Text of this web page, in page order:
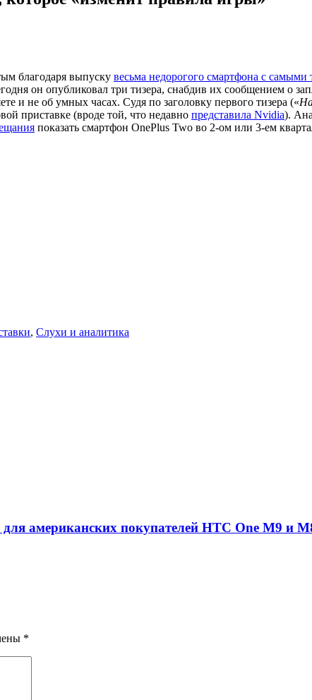
благодаря выпуску весьма недорогого смартфона с
он опубликовал три тизера, снабдив их сообщением о
и не об умных часах. Судя по заголовку первого тизера («
приставке (вроде той, что недавно представила Nvidia).
показать смартфон OnePlus Two во 2-ом или 3-ем
, Слухи и аналитика
американских покупателей HTC One M9 и
*